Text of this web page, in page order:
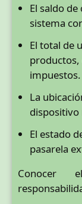
El saldo
sistema
El total de
productos,
impuestos.
La
El estado
pasarela
Conocer